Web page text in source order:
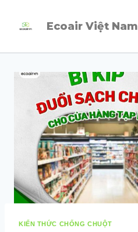
Ecoair Việt Nam
KIẾN THỨC CHỐNG CHUỘT